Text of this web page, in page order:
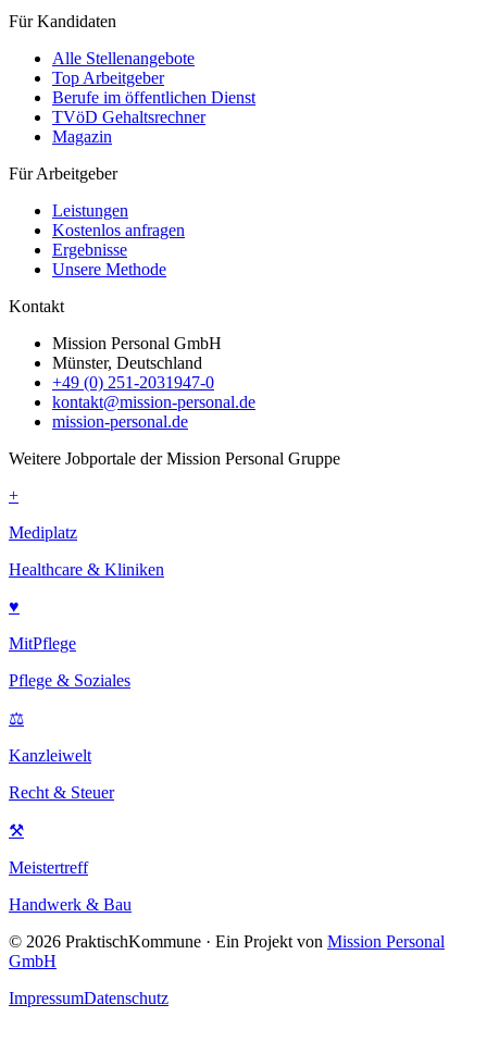
Für Kandidaten
Alle Stellenangebote
Top Arbeitgeber
Berufe im öffentlichen Dienst
TVöD Gehaltsrechner
Magazin
Für Arbeitgeber
Leistungen
Kostenlos anfragen
Ergebnisse
Unsere Methode
Kontakt
Mission Personal GmbH
Münster, Deutschland
+49 (0) 251-2031947-0
kontakt@mission-personal.de
mission-personal.de
Weitere Jobportale der Mission Personal Gruppe
+
Mediplatz
Healthcare & Kliniken
♥
MitPflege
Pflege & Soziales
⚖
Kanzleiwelt
Recht & Steuer
⚒
Meistertreff
Handwerk & Bau
© 2026 PraktischKommune · Ein Projekt von Mission Personal
GmbH
ImpressumDatenschutz